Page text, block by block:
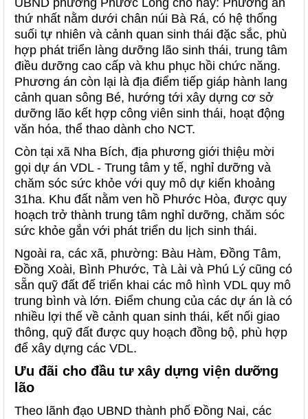
UBND phường Phước Long cho hay: Phương án
thứ nhất nằm dưới chân núi Bà Rá, có hệ thống
suối tự nhiên và cảnh quan sinh thái đặc sắc, phù
hợp phát triển làng dưỡng lão sinh thái, trung tâm
điều dưỡng cao cấp và khu phục hồi chức năng.
Phương án còn lại là địa điểm tiếp giáp hành lang
cảnh quan sông Bé, hướng tới xây dựng cơ sở
dưỡng lão kết hợp công viên sinh thái, hoạt động
văn hóa, thể thao dành cho NCT.
Còn tại xã Nha Bích, địa phương giới thiệu mời
gọi dự án VDL - Trung tâm y tế, nghỉ dưỡng và
chăm sóc sức khỏe với quy mô dự kiến khoảng
31ha. Khu đất nằm ven hồ Phước Hòa, được quy
hoạch trở thành trung tâm nghỉ dưỡng, chăm sóc
sức khỏe gắn với phát triển du lịch sinh thái.
Ngoài ra, các xã, phường: Bàu Hàm, Đồng Tâm,
Đồng Xoài, Bình Phước, Tà Lài và Phú Lý cũng có
sẵn quỹ đất để triển khai các mô hình VDL quy mô
trung bình và lớn. Điểm chung của các dự án là có
nhiều lợi thế về cảnh quan sinh thái, kết nối giao
thông, quỹ đất được quy hoạch đồng bộ, phù hợp
để xây dựng các VDL.
Ưu đãi cho đầu tư xây dựng viện dưỡng
lão
Theo lãnh đạo UBND thành phố Đồng Nai, các